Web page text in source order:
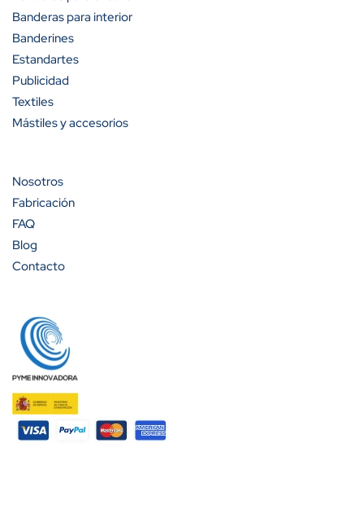
A partir de 100 unidades
Banderas para interior
Banderines
Estandartes
Publicidad
Textiles
Mástiles y accesorios
Nosotros
Fabricación
FAQ
Blog
Contacto